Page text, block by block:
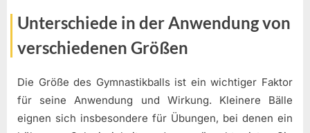
Unterschiede in der Anwendung von
verschiedenen Größen
Die Größe des Gymnastikballs ist ein wichtiger Faktor
für seine Anwendung und Wirkung. Kleinere Bälle
eignen sich insbesondere für Übungen, bei denen ein